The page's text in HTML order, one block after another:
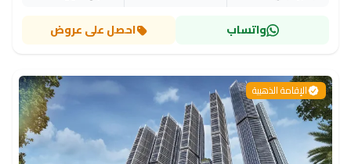
واتساب احصل على عروض
الإقامة الذهبية